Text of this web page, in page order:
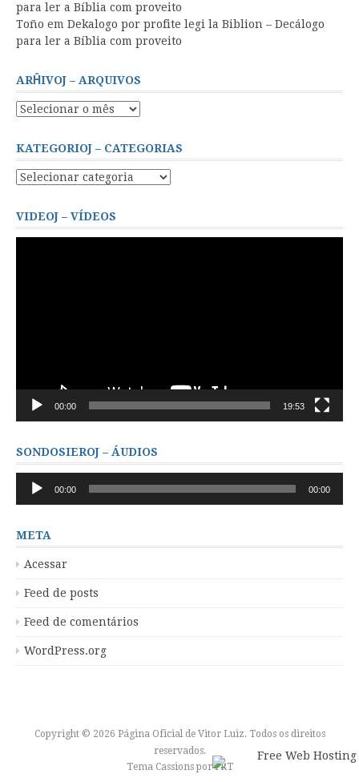
para ler a Bíblia com proveito
Toño em Dekalogo por profite legi la Biblion – Decálogo
para ler a Bíblia com proveito
ARĤIVOJ – ARQUIVOS
Arĥivoj
Arquivos
KATEGORIOJ – CATEGORIAS
Kategorioj
VIDEOJ – VÍDEOS
00:00 19:53
SONDOSIEROJ – ÁUDIOS
Tocador
00:00 00:00
META
Acessar
Feed de posts
Feed de comentários
WordPress.org
Copyright © 2026 Página Oficial de Vitor Luiz. Todos os direitos
reservados.
Tema Cassions porFRT